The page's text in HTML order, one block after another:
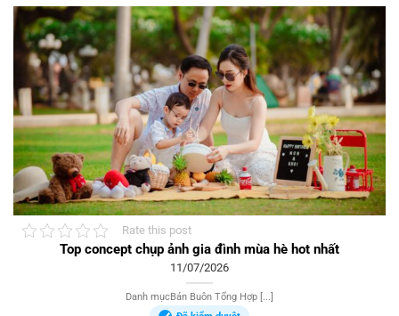
Rate this post
Top concept chụp ảnh gia đình mùa hè hot nhất
11/07/2026
Danh mụcBán Buôn Tổng Hợp [...]